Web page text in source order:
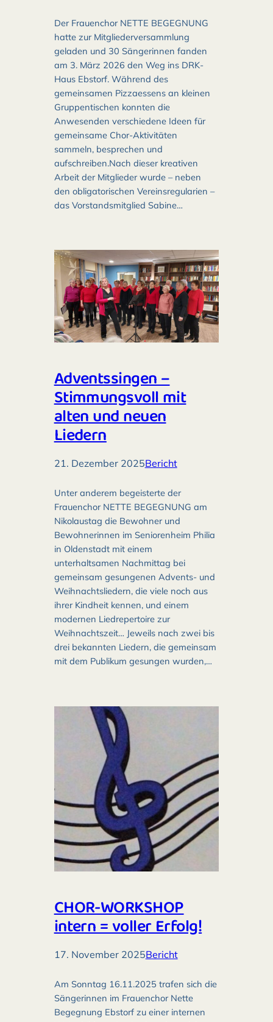
Der Frauenchor NETTE BEGEGNUNG
hatte zur Mitgliederversammlung
geladen und 30 Sängerinnen fanden
am 3. März 2026 den Weg ins DRK-
Haus Ebstorf. Während des
gemeinsamen Pizzaessens an kleinen
Gruppentischen konnten die
Anwesenden verschiedene Ideen für
gemeinsame Chor-Aktivitäten
sammeln, besprechen und
aufschreiben.Nach dieser kreativen
Arbeit der Mitglieder wurde – neben
den obligatorischen Vereinsregularien –
das Vorstandsmitglied Sabine…
Adventssingen –
Stimmungsvoll mit
alten und neuen
Liedern
21. Dezember 2025Bericht
Unter anderem begeisterte der
Frauenchor NETTE BEGEGNUNG am
Nikolaustag die Bewohner und
Bewohnerinnen im Seniorenheim Philia
in Oldenstadt mit einem
unterhaltsamen Nachmittag bei
gemeinsam gesungenen Advents- und
Weihnachtsliedern, die viele noch aus
ihrer Kindheit kennen, und einem
modernen Liedrepertoire zur
Weihnachtszeit… Jeweils nach zwei bis
drei bekannten Liedern, die gemeinsam
mit dem Publikum gesungen wurden,…
CHOR-WORKSHOP
intern = voller Erfolg!
17. November 2025Bericht
Am Sonntag 16.11.2025 trafen sich die
Sängerinnen im Frauenchor Nette
Begegnung Ebstorf zu einer internen